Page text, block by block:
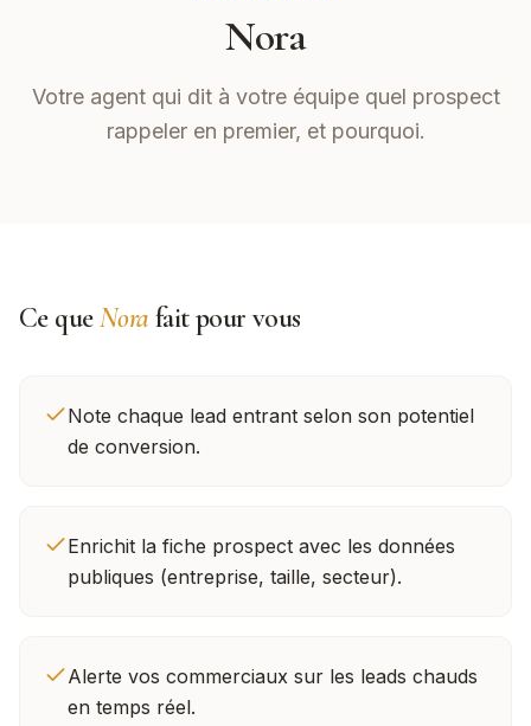
Nora
Votre agent qui dit à votre équipe quel prospect
rappeler en premier, et pourquoi.
Ce queNora fait pour vous
Note chaque lead entrant selon son potentiel
de conversion.
Enrichit la fiche prospect avec les données
publiques (entreprise, taille, secteur).
Alerte vos commerciaux sur les leads chauds
en temps réel.